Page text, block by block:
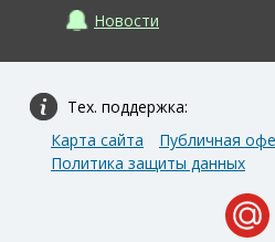
Новости
Тех. поддержка:
Карта сайта
Публичная
Политика защиты данных